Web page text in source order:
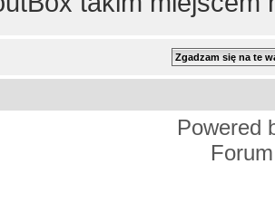
Powered